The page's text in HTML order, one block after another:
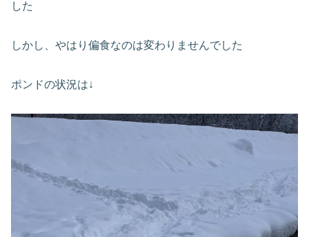
した
しかし、やはり偏食なのは変わりませんでした
ポンドの状況は↓